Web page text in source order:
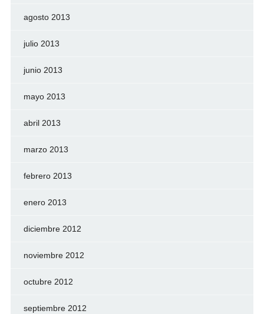
agosto 2013
julio 2013
junio 2013
mayo 2013
abril 2013
marzo 2013
febrero 2013
enero 2013
diciembre 2012
noviembre 2012
octubre 2012
septiembre 2012